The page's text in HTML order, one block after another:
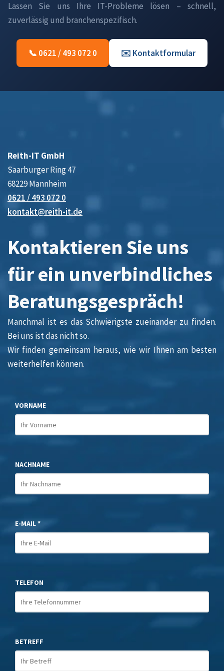
Lassen Sie uns Ihre IT-Probleme lösen – schnell,
zuverlässig und branchenspezifisch.
📞 0621 / 493 072 0 ✉️ Kontaktformular
Reith-IT GmbH
Saarburger Ring 47
68229 Mannheim
0621 / 493 072 0
kontakt@reith-it.de
Kontaktieren Sie uns
für ein unverbindliches
Beratungsgespräch!
Manchmal ist es das Schwierigste zueinander zu finden.
Bei uns ist das nicht so.
Wir finden gemeinsam heraus, wie wir Ihnen am besten
weiterhelfen können.
VORNAME
NACHNAME
E-MAIL *
TELEFON
BETREFF